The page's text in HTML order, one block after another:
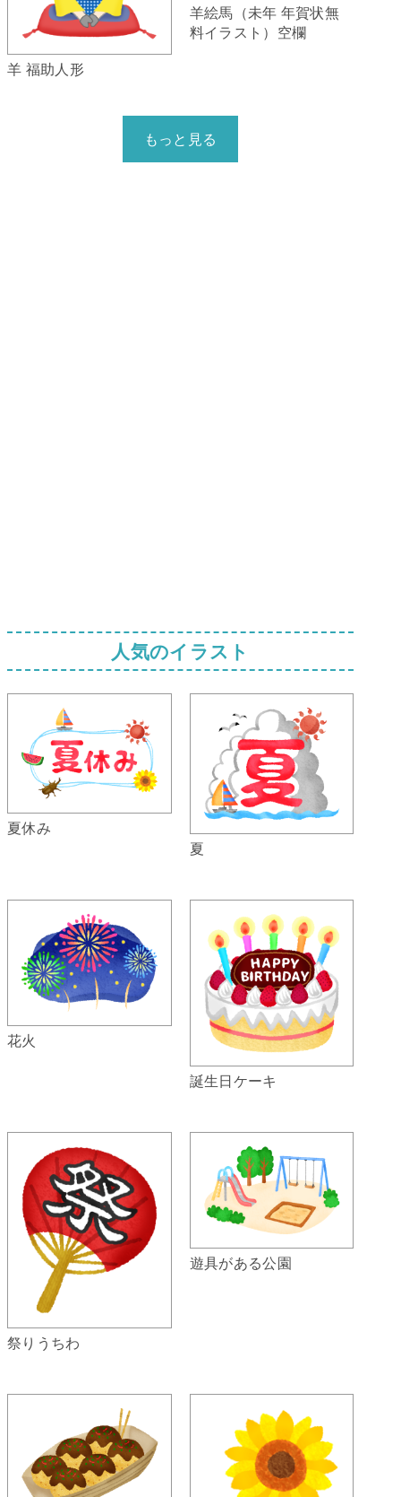
羊 福助人形
羊絵馬（未年 年賀状無
料イラスト）空欄
もっと見る
人気のイラスト
夏休み
夏
花火
誕生日ケーキ
祭りうちわ
遊具がある公園